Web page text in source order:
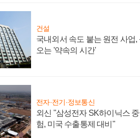
건설
국내외서 속도 붙는 원전 사업
오는 '약속의 시간'
전자·전기·정보통신
외신 "삼성전자 SK하이닉스
험, 미국 수출통제 대비"